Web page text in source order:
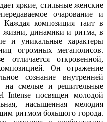
яркие, стильные женские
очарование и
Каждая композиция таит в
жизни, динамики и ритма, в
и уникальные характеры
огромных мегаполисов.
отличается откровенной,
Он отражение
сознание внутренней
на смелые и решительные
Intense посвящен молодой
насыщенная мелодия
ритмом большого города.